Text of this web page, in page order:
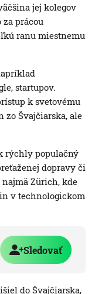
jej kolegov
prácou
ranu miestnemu
startupov.
k svetovému
zo Švajčiarska, ale
rýchly populačný
dopravy či
Zürich, kde
v technologickom
Sledovať
do Švajčiarska,